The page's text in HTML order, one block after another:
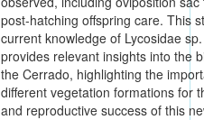
post-hatching offspring care. This
current knowledge of Lycosidae
provides relevant insights into the
the Cerrado, highlighting the
different vegetation formations for
and reproductive success of this